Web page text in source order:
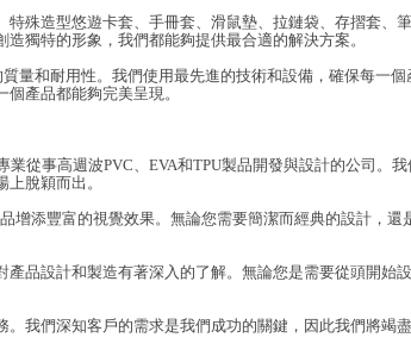
殊造型悠遊卡套、手冊套、滑鼠墊、拉鏈袋、存摺套、
獨特的形象，我們都能夠提供最合適的解決方案。
量和耐用性。我們使用最先進的技術和設備，確保每一
產品都能夠完美呈現。
從事高週波PVC、EVA和TPU製品開發與設計的公司。
脫穎而出。
增添豐富的視覺效果。無論您需要簡潔而經典的設計，
品設計和製造有著深入的了解。無論您是需要從頭開始
我們深知客戶的需求是我們成功的關鍵，因此我們將竭